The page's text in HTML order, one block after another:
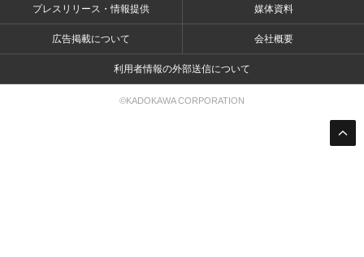
プレスリリース・情報提供 媒体資料
広告掲載について 会社概要
利用者情報の外部送信について
©KADOKAWA CORPORATION